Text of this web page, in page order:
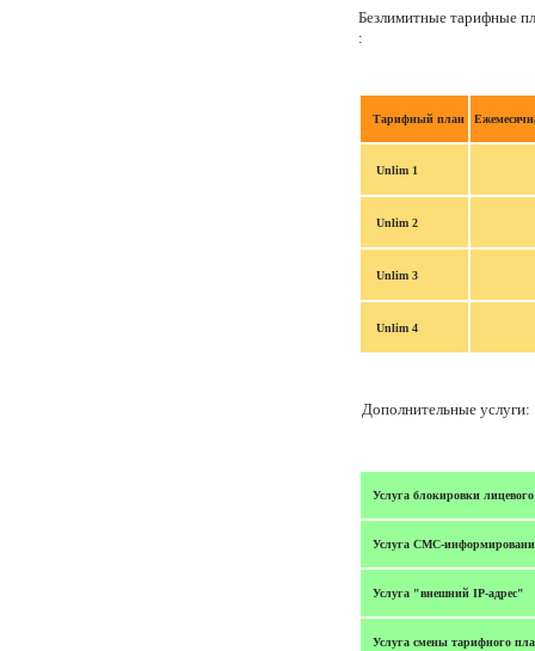
Безлимитные тарифные
:
Тарифный план
Unlim 1
Unlim 2
Unlim 3
Unlim 4
Дополнительные услуги:
Услуга блокировки лицевого
Услуга СМС-
Услуга "внешний IP-адрес"
Услуга смены тарифного